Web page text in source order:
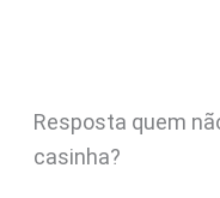
Resposta quem
casinha?